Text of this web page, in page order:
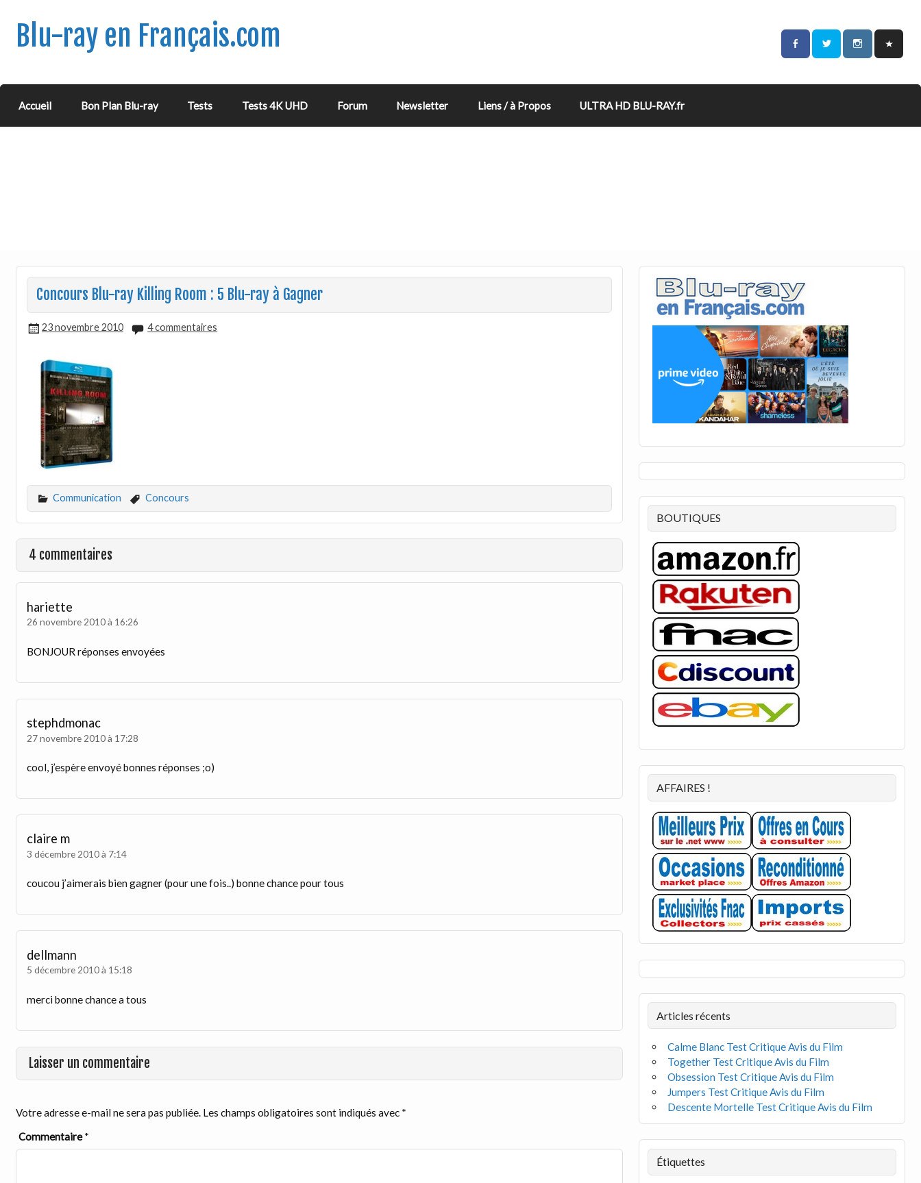
Blu-ray en Français.com
Accueil Bon Plan Blu-ray Tests Tests 4K UHD Forum Newsletter Liens / à Propos ULTRA HD BLU-RAY.fr
Concours Blu-ray Killing Room : 5 Blu-ray à Gagner
23 novembre 2010 4 commentaires
Communication Concours
4 commentaires
hariette
26 novembre 2010 à 16:26
BONJOUR réponses envoyées
stephdmonac
27 novembre 2010 à 17:28
cool, j’espère envoyé bonnes réponses ;o)
claire m
3 décembre 2010 à 7:14
coucou j’aimerais bien gagner (pour une fois..) bonne chance pour tous
dellmann
5 décembre 2010 à 15:18
merci bonne chance a tous
Laisser un commentaire
Votre adresse e-mail ne sera pas publiée. Les champs obligatoires sont indiqués avec *
Commentaire*
BOUTIQUES
AFFAIRES !
Articles récents
Calme Blanc Test Critique Avis du Film
Together Test Critique Avis du Film
Obsession Test Critique Avis du Film
Jumpers Test Critique Avis du Film
Descente Mortelle Test Critique Avis du Film
Étiquettes